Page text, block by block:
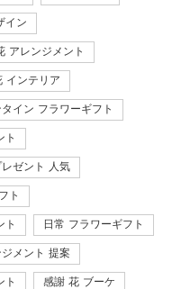
イン
アレンジメント
インテリア
イン フラワーギフト
ト
ゼント 人気
ト
ト 日常 フラワーギフト
メント 提案
ト 感謝 花 ブーケ